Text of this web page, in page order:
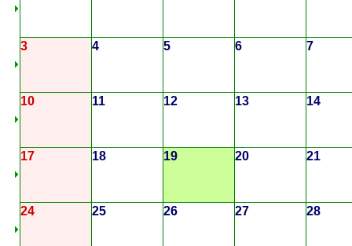
3 4 5 6 7
10 11 12 13 14
17 18 19 20 21
24 25 26 27 28